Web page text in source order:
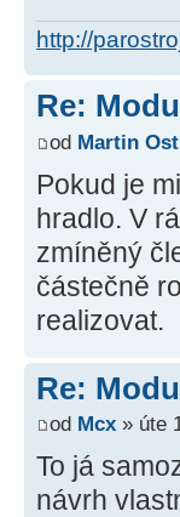
http://
Re:
od Martin
Pokud je
hradlo. V
zmíněný
částečně
realizovat.
Re:
od Mcx » úte
To já
návrh